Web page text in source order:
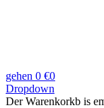
gehen 0 €0
Dropdown
Der Warenkorkb is